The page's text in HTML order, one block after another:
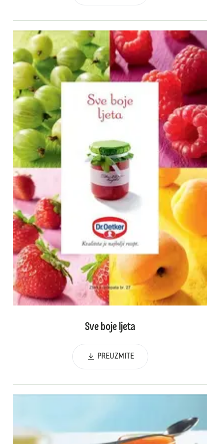
Sve boje ljeta
PREUZMITE